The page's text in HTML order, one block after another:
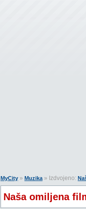
MyCity » Muzika» Izdvojeno:
Naša omiljena